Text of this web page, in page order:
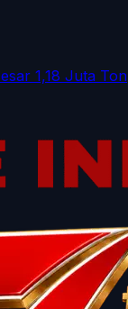
1,18 Juta Ton